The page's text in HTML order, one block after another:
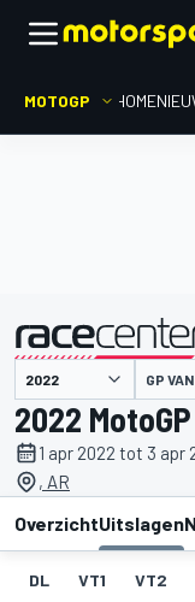
MOTOGP HOME
gepresenteerd door GP
2022
1 apr 2022 tot 3 apr
, AR
OverzichtUitslagen
DL VT1 VT2